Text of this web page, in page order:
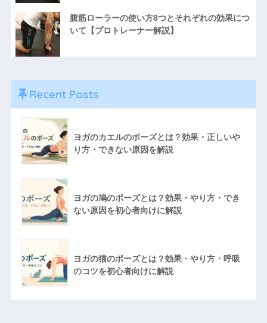
腹筋ローラーの使い方8つとそれぞれの効果につ
いて【プロトレーナー解説】
Recent Posts
ヨガのカエルのポーズとは？効果・正しいや
り方・できない原因を解説
ヨガの鳩のポーズとは？効果・やり方・でき
ない原因を初心者向けに解説
ヨガの猫のポーズとは？効果・やり方・呼吸
のコツを初心者向けに解説